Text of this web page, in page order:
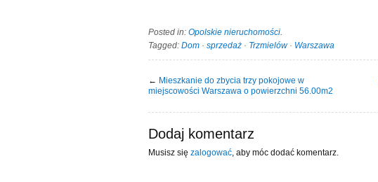
Posted in: Opolskie nieruchomości.
Tagged: Dom · sprzedaż · Trzmielów· Warszawa
← Mieszkanie do zbycia trzy pokojowe w
miejscowości Warszawa o powierzchni 56.00m2
Dodaj komentarz
Musisz się zalogować , aby móc dodać komentarz.